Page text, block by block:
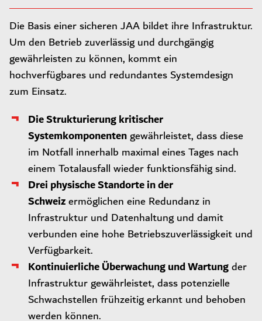
Die Basis einer sicheren JAA bildet ihre Infrastruktur.
Um den Betrieb zuverlässig und durchgängig
gewährleisten zu können, kommt ein
hochverfügbares und redundantes Systemdesign
zum Einsatz.
Die Strukturierung kritischer
Systemkomponentengewährleistet, dass diese
im Notfall innerhalb maximal eines Tages nach
einem Totalausfall wieder funktionsfähig sind.
Drei physische Standorte in der
Schweizermöglichen eine Redundanz in
Infrastruktur und Datenhaltung und damit
verbunden eine hohe Betriebszuverlässigkeit und
Verfügbarkeit.
Kontinuierliche Überwachung und Wartungder
Infrastruktur gewährleistet, dass potenzielle
Schwachstellen frühzeitig erkannt und behoben
werden können.